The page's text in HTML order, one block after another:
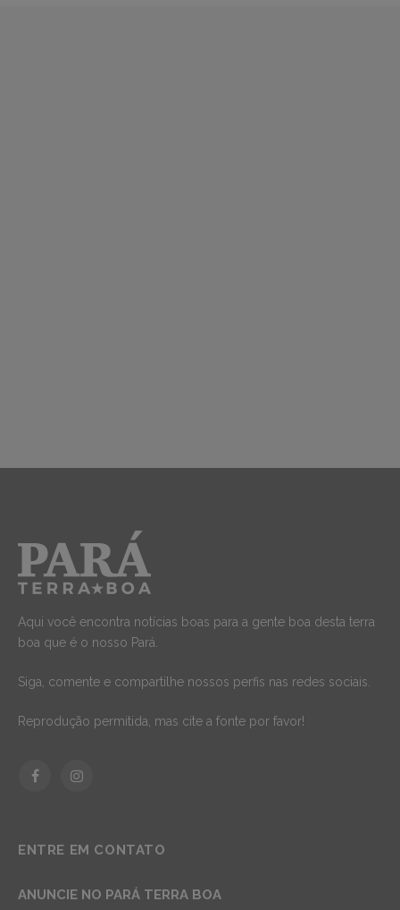
Aqui você encontra notícias boas para a gente boa desta terra
boa que é o nosso Pará.
Siga, comente e compartilhe nossos perfis nas redes sociais.
Reprodução permitida, mas cite a fonte por favor!
FacebookInstagram
ENTRE EM CONTATO
ANUNCIE NO PARÁ TERRA BOA